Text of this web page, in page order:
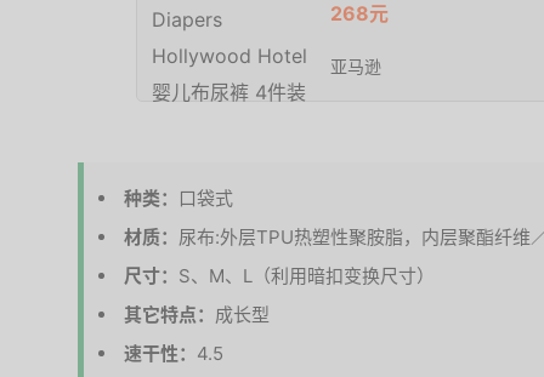
268元
亚马逊
种类：
口袋式
材质： 尿布:外层TPU热塑性聚胺脂，内层聚酯纤维
尺寸： S、M、L（利用暗扣变换尺寸）
其它特点： 成长型
速干性： 4.5